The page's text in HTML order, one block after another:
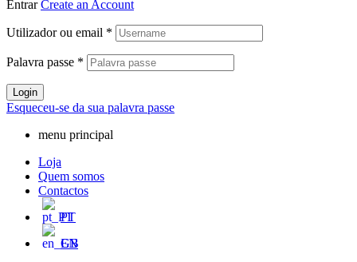
Entrar Create an Account
Utilizador ou email *
Palavra passe *
Login
Esqueceu-se da sua palavra passe
menu principal
Loja
Quem somos
Contactos
PT
EN